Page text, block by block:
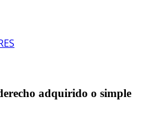
adquirido o simple